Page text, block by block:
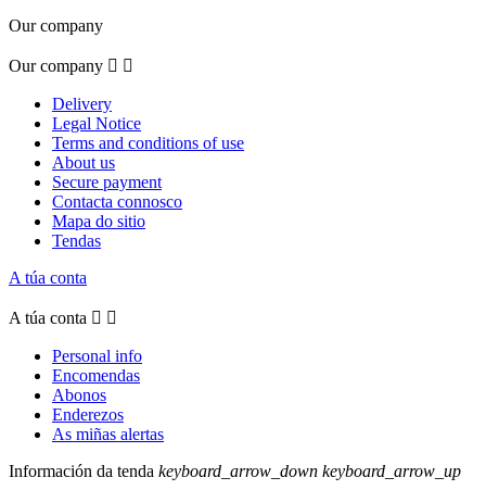
Our company
Our company  
Delivery
Legal Notice
Terms and conditions of use
About us
Secure payment
Contacta connosco
Mapa do sitio
Tendas
A túa conta
A túa conta  
Personal info
Encomendas
Abonos
Enderezos
As miñas alertas
Información da tenda keyboard_arrow_down keyboard_arrow_up